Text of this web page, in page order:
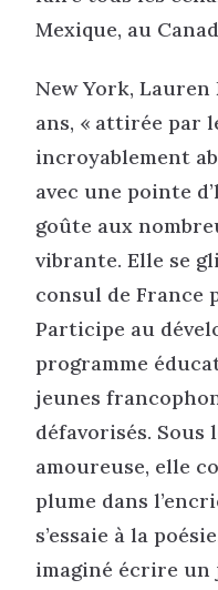
Mexique, au
New York, Lauren
ans, « attirée par
incroyablement
avec une pointe
goûte aux
vibrante. Elle se
consul de France
Participe au
programme
jeunes
défavorisés. Sous
amoureuse, elle
plume dans
s’essaie à la
imaginé écrire un